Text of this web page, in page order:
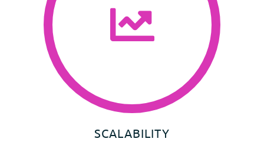
SCALABILITY